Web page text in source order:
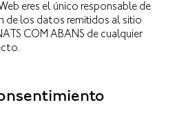
eres el único responsable de
de los datos remitidos al sitio
COM ABANS de cualquier